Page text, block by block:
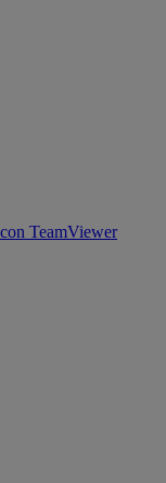
TeamViewer